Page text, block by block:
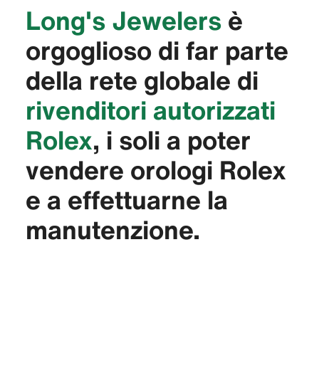
‭Long's Jewelers‬è
orgoglioso di far parte
della rete globale di
rivenditori autorizzati
Rolex, i soli a poter
vendere orologi Rolex
e a effettuarne la
manutenzione.